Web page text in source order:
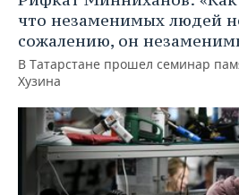
что незаменимых людей
сожалению, он
В Татарстане прошел семинар
Хузина